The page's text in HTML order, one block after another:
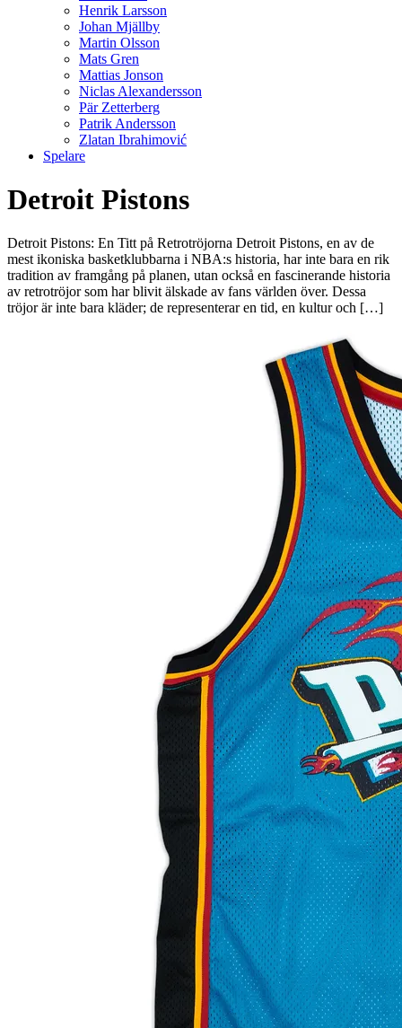
Henrik Larsson
Johan Mjällby
Martin Olsson
Mats Gren
Mattias Jonson
Niclas Alexandersson
Pär Zetterberg
Patrik Andersson
Zlatan Ibrahimović
Spelare
Detroit Pistons
Detroit Pistons: En Titt på Retrotröjorna Detroit Pistons, en av de
mest ikoniska basketklubbarna i NBA:s historia, har inte bara en rik
tradition av framgång på planen, utan också en fascinerande historia
av retrotröjor som har blivit älskade av fans världen över. Dessa
tröjor är inte bara kläder; de representerar en tid, en kultur och […]